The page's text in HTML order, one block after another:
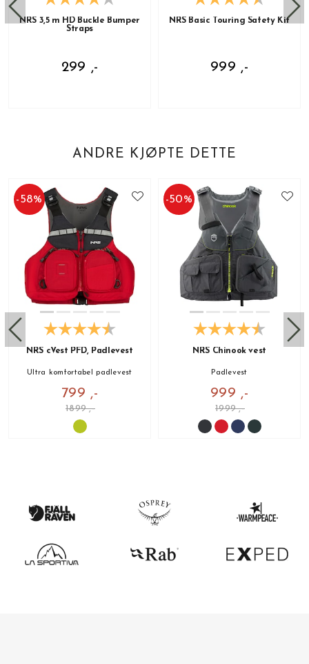
NRS 3,5 m HD Buckle Bumper
Straps
299 ,-
NRS Basic Touring Safety Kit
999 ,-
ANDRE KJØPTE DETTE
-58%
NRS cVest PFD, Padlevest
Ultra komfortabel padlevest
799 ,-
1899 ,-
-50%
NRS Chinook vest
Padlevest
999 ,-
1999 ,-